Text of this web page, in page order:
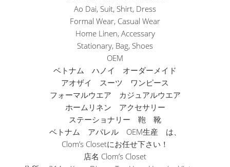
Ao Dai, Suit, Shirt, Dress
Formal Wear, Casual Wear
Home Linen, Accessary
Stationary, Bag, Shoes
OEM
ベトナム ハノイ オーダーメイド
アオザイ スーツ ワンピース
フォーマルウエア カジュアルウエア
ホームリネン アクセサリー
ステーショナリー 鞄 靴
ベトナム アパレル OEM生産 は、
Clom’s Closetにお任せ下さい！
店名 Clom’s Closet